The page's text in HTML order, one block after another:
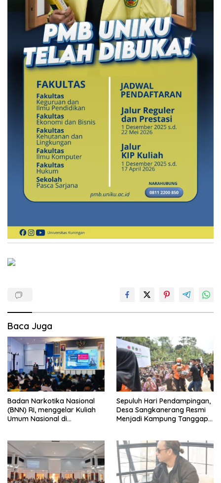
Baca Juga
Badan Narkotika Nasional
(BNN) RI, menggelar Kuliah
Umum Nasional di
Sepuluh Hari Pendampingan,
Desa Sangkanerang Resmi
Menjadi Kampung Tanggap